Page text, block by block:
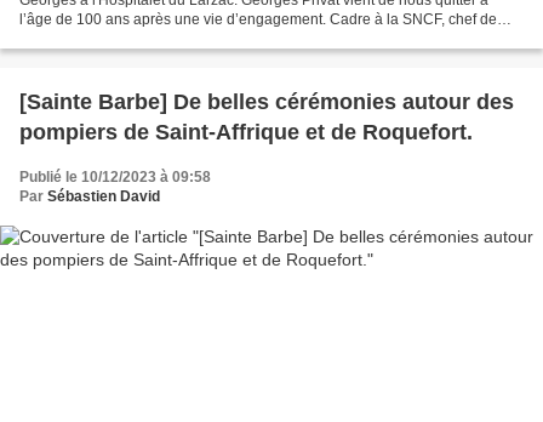
l’âge de 100 ans après une vie d’engagement. Cadre à la SNCF, chef de
[Sainte Barbe] De belles cérémonies autour des
pompiers de Saint-Affrique et de Roquefort.
Publié le 10/12/2023 à 09:58
Par Sébastien David